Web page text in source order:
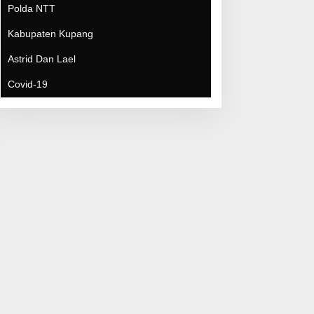
Covid-19